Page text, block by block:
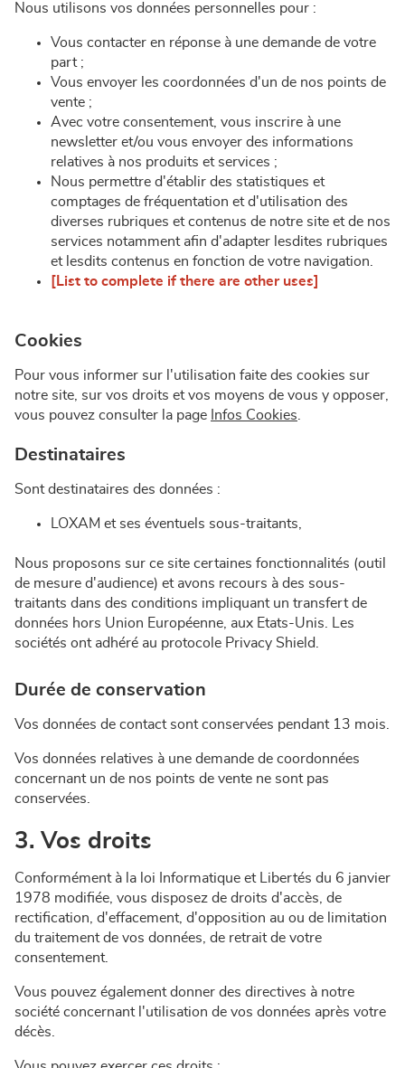
Nous utilisons vos données personnelles pour :
Vous contacter en réponse à une demande de votre
part ;
Vous envoyer les coordonnées d'un de nos points de
vente ;
Avec votre consentement, vous inscrire à une
newsletter et/ou vous envoyer des informations
relatives à nos produits et services ;
Nous permettre d'établir des statistiques et
comptages de fréquentation et d'utilisation des
diverses rubriques et contenus de notre site et de nos
services notamment afin d'adapter lesdites rubriques
et lesdits contenus en fonction de votre navigation.
[List to complete if there are other uses]
Cookies
Pour vous informer sur l'utilisation faite des cookies sur
notre site, sur vos droits et vos moyens de vous y opposer,
vous pouvez consulter la page Infos Cookies
Destinataires
Sont destinataires des données :
LOXAM et ses éventuels sous-traitants,
Nous proposons sur ce site certaines fonctionnalités (outil
de mesure d'audience) et avons recours à des sous-
traitants dans des conditions impliquant un transfert de
données hors Union Européenne, aux Etats-Unis. Les
sociétés ont adhéré au protocole Privacy Shield.
Durée de conservation
Vos données de contact sont conservées pendant 13 mois.
Vos données relatives à une demande de coordonnées
concernant un de nos points de vente ne sont pas
conservées.
3. Vos droits
Conformément à la loi Informatique et Libertés du 6 janvier
1978 modifiée, vous disposez de droits d'accès, de
rectification, d'effacement, d'opposition au ou de limitation
du traitement de vos données, de retrait de votre
consentement.
Vous pouvez également donner des directives à notre
société concernant l'utilisation de vos données après votre
décès.